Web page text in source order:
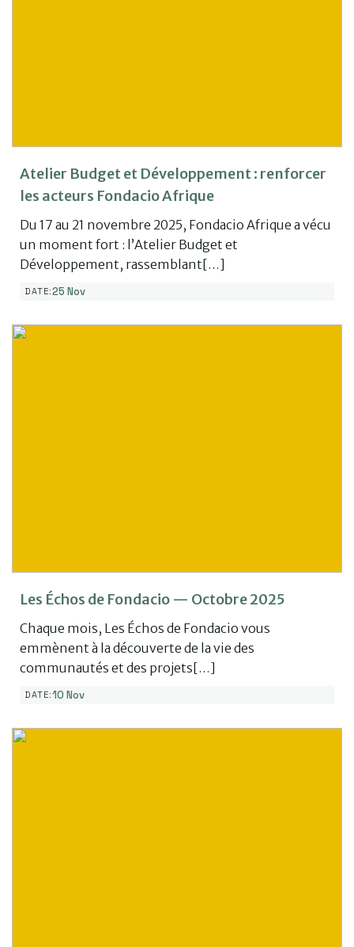
Atelier Budget et Développement : renforcer
les acteurs Fondacio Afrique
Du 17 au 21 novembre 2025, Fondacio Afrique a vécu
un moment fort : l’Atelier Budget et
Développement, rassemblant[…]
DATE:25 Nov
Les Échos de Fondacio — Octobre 2025
Chaque mois, Les Échos de Fondacio vous
emmènent à la découverte de la vie des
communautés et des projets[…]
DATE:10 Nov